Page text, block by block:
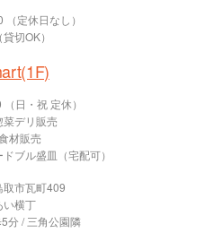
（定休日なし）
切OK）
日・祝 定休）
菜デリ販売
材販売
ブル盛皿（宅配可）
市瓦町409
い横丁
分 / 三角公園隣